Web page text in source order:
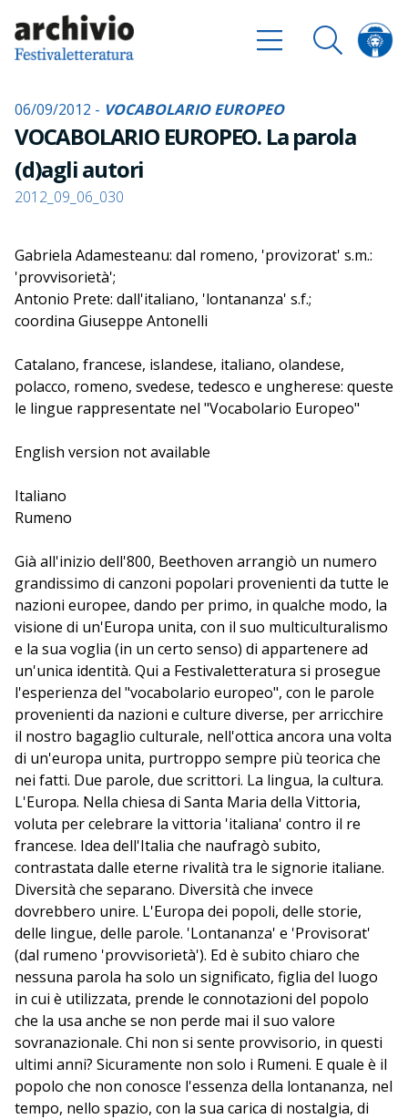
06/09/2012 - VOCABOLARIO EUROPEO
VOCABOLARIO EUROPEO. La parola
(d)agli autori
2012_09_06_030
Gabriela Adamesteanu: dal romeno, 'provizorat' s.m.:
'provvisorietà';
Antonio Prete: dall'italiano, 'lontananza' s.f.;
coordina Giuseppe Antonelli
Catalano, francese, islandese, italiano, olandese,
polacco, romeno, svedese, tedesco e ungherese: queste
le lingue rappresentate nel "Vocabolario Europeo"
all'intreccio delle culture del nostro continente e al
trovare, raccontare e condividere il proprio mondo. Ai
linguisti Giuseppe Antonelli, Matteo Motolese e Lucilla
due parole e due scrittori.
English version not available
Italiano
Rumeno
Già all'inizio dell'800, Beethoven arrangiò un numero
grandissimo di canzoni popolari provenienti da tutte le
nazioni europee, dando per primo, in qualche modo, la
visione di un'Europa unita, con il suo multiculturalismo
e la sua voglia (in un certo senso) di appartenere ad
un'unica identità. Qui a Festivaletteratura si prosegue
l'esperienza del "vocabolario europeo", con le parole
provenienti da nazioni e culture diverse, per arricchire
il nostro bagaglio culturale, nell'ottica ancora una volta
di un'europa unita, purtroppo sempre più teorica che
nei fatti. Due parole, due scrittori. La lingua, la cultura.
L'Europa. Nella chiesa di Santa Maria della Vittoria,
voluta per celebrare la vittoria 'italiana' contro il re
francese. Idea dell'Italia che naufragò subito,
contrastata dalle eterne rivalità tra le signorie italiane.
Diversità che separano. Diversità che invece
dovrebbero unire. L'Europa dei popoli, delle storie,
delle lingue, delle parole. 'Lontananza' e 'Provisorat'
(dal rumeno 'provvisorietà'). Ed è subito chiaro che
nessuna parola ha solo un significato, figlia del luogo
in cui è utilizzata, prende le connotazioni del popolo
che la usa anche se non perde mai il suo valore
sovranazionale. Chi non si sente provvisorio, in questi
ultimi anni? Sicuramente non solo i Rumeni. E quale è il
popolo che non conosce l'essenza della lontananza, nel
tempo, nello spazio, con la sua carica di nostalgia, di